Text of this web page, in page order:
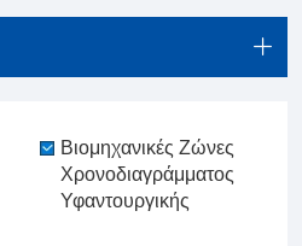
Βιομηχανικές Ζώνες
Χρονοδιαγράμματος
Υφαντουργικής